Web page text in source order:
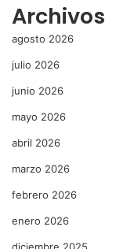
Archivos
agosto 2026
julio 2026
junio 2026
mayo 2026
abril 2026
marzo 2026
febrero 2026
enero 2026
diciembre 2025